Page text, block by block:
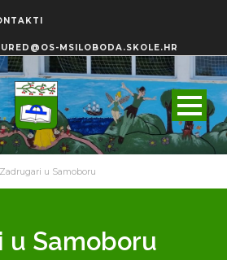
URED@OS-MSILOBODA.SKOLE.HR
Zadrugari u Samoboru
u Samoboru